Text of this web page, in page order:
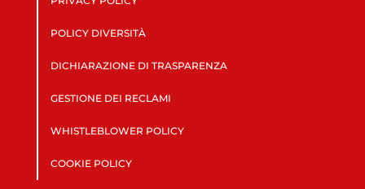
POLICY DIVERSITÀ
DICHIARAZIONE DI TRASPARENZA
GESTIONE DEI RECLAMI
WHISTLEBLOWER POLICY
COOKIE POLICY